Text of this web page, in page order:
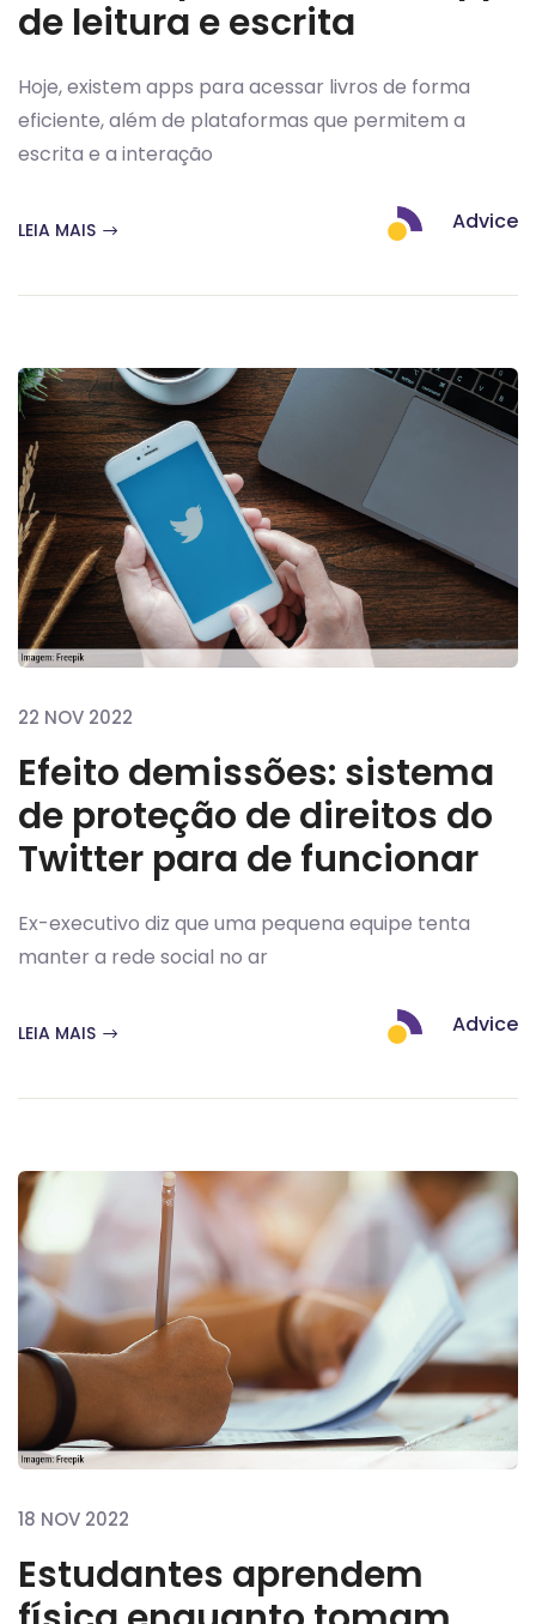
de leitura e escrita
Hoje, existem apps para acessar livros de forma
eficiente, além de plataformas que permitem a
escrita e a interação
LEIA MAIS Advice
22 NOV 2022
Efeito demissões: sistema
de proteção de direitos do
Twitter para de funcionar
Ex-executivo diz que uma pequena equipe tenta
manter a rede social no ar
LEIA MAIS Advice
18 NOV 2022
Estudantes aprendem